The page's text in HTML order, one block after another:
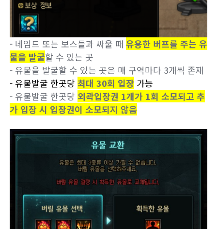
- 네임드 또는 보스들과 싸울 때 유용한 버프를 주는 유
물을 발굴할 수 있는 곳
- 유물을 발굴할 수 있는 곳은 매 구역마다 3개씩 존재
- 유물발굴 한곳당 최대 30회 입장 가능
- 유물발굴 한곳당 외곽입장권 1개가 1회 소모되고 추
가 입장 시 입장권이 소모되지 않음